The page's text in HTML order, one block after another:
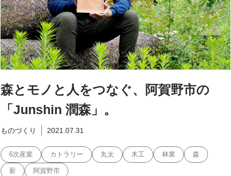
森とモノと人をつなぐ、阿賀野市の
「Junshin 潤森」。
ものづくり 2021.07.31
6次産業 カトラリー 丸太 木工 林業 森
薪 阿賀野市